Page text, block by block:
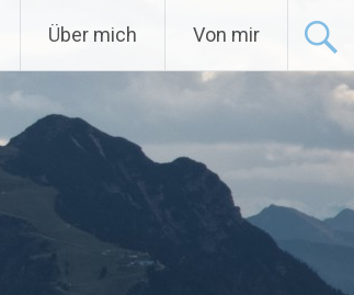
Über mich Von mir